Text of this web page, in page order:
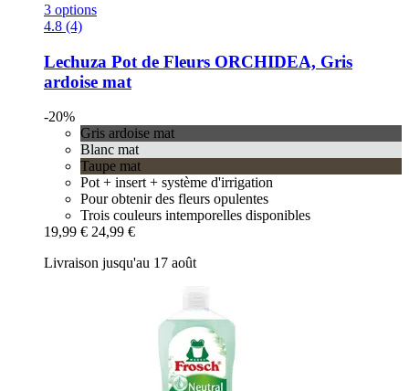
3 options
4.8 (4)
Lechuza Pot de Fleurs ORCHIDEA, Gris
ardoise mat
-20%
Gris ardoise mat
Blanc mat
Taupe mat
Pot + insert + système d'irrigation
Pour obtenir des fleurs opulentes
Trois couleurs intemporelles disponibles
19,99 € 24,99 €
Livraison jusqu'au 17 août